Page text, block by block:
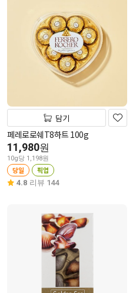
담기
페레로로쉐T8하트 100g
11,980원
10g당 1,198원
당일 픽업
4.8 리뷰 144